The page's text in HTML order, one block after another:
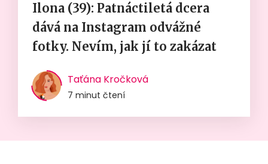
Ilona (39): Patnáctiletá dcera
dává na Instagram odvážné
fotky. Nevím, jak jí to zakázat
Taťána Kročková
7 minut čtení